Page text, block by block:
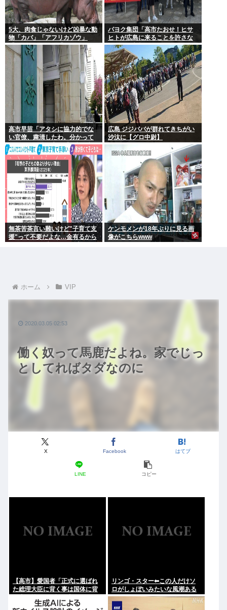
5大、肉食じゃないけど凶暴な動
物「カバ」「アフリカゾウ」
「バッファロー」「コーカサス
オオカブト」
パヨク集団「高市たおせ！ヒサ
ヒトが広島に来ることを許さな
い！天皇制打倒！」
高市早苗「アタシに協力的でな
い官僚、粛清したわ。分かって
るわね？」他の官僚「(ブルブ
ル)」
広島 ジジババが群れてきちがい
沙汰に【グロ中尉】
無茶苦茶言い難いけど"子育て支
援"って不要だよな…金有るから
ケンモメンが18年ぶりに見る画
像がこちらwww
ホーム VIP
働く奴って馬鹿だよね。家でじっ
としてればタダなのに
X Facebook はてブ
LINE コピー
2020.03.05 02:53
【高市】愛国者「正式に選ばれ
た総理大臣に背く事は国体に背
く事に等しい。誰が主人かハッ
キリさせるべき」
リンゴ・スター⬅︎この人だけソ
ロがしょぼいみたいな風潮ある
じゃないですか